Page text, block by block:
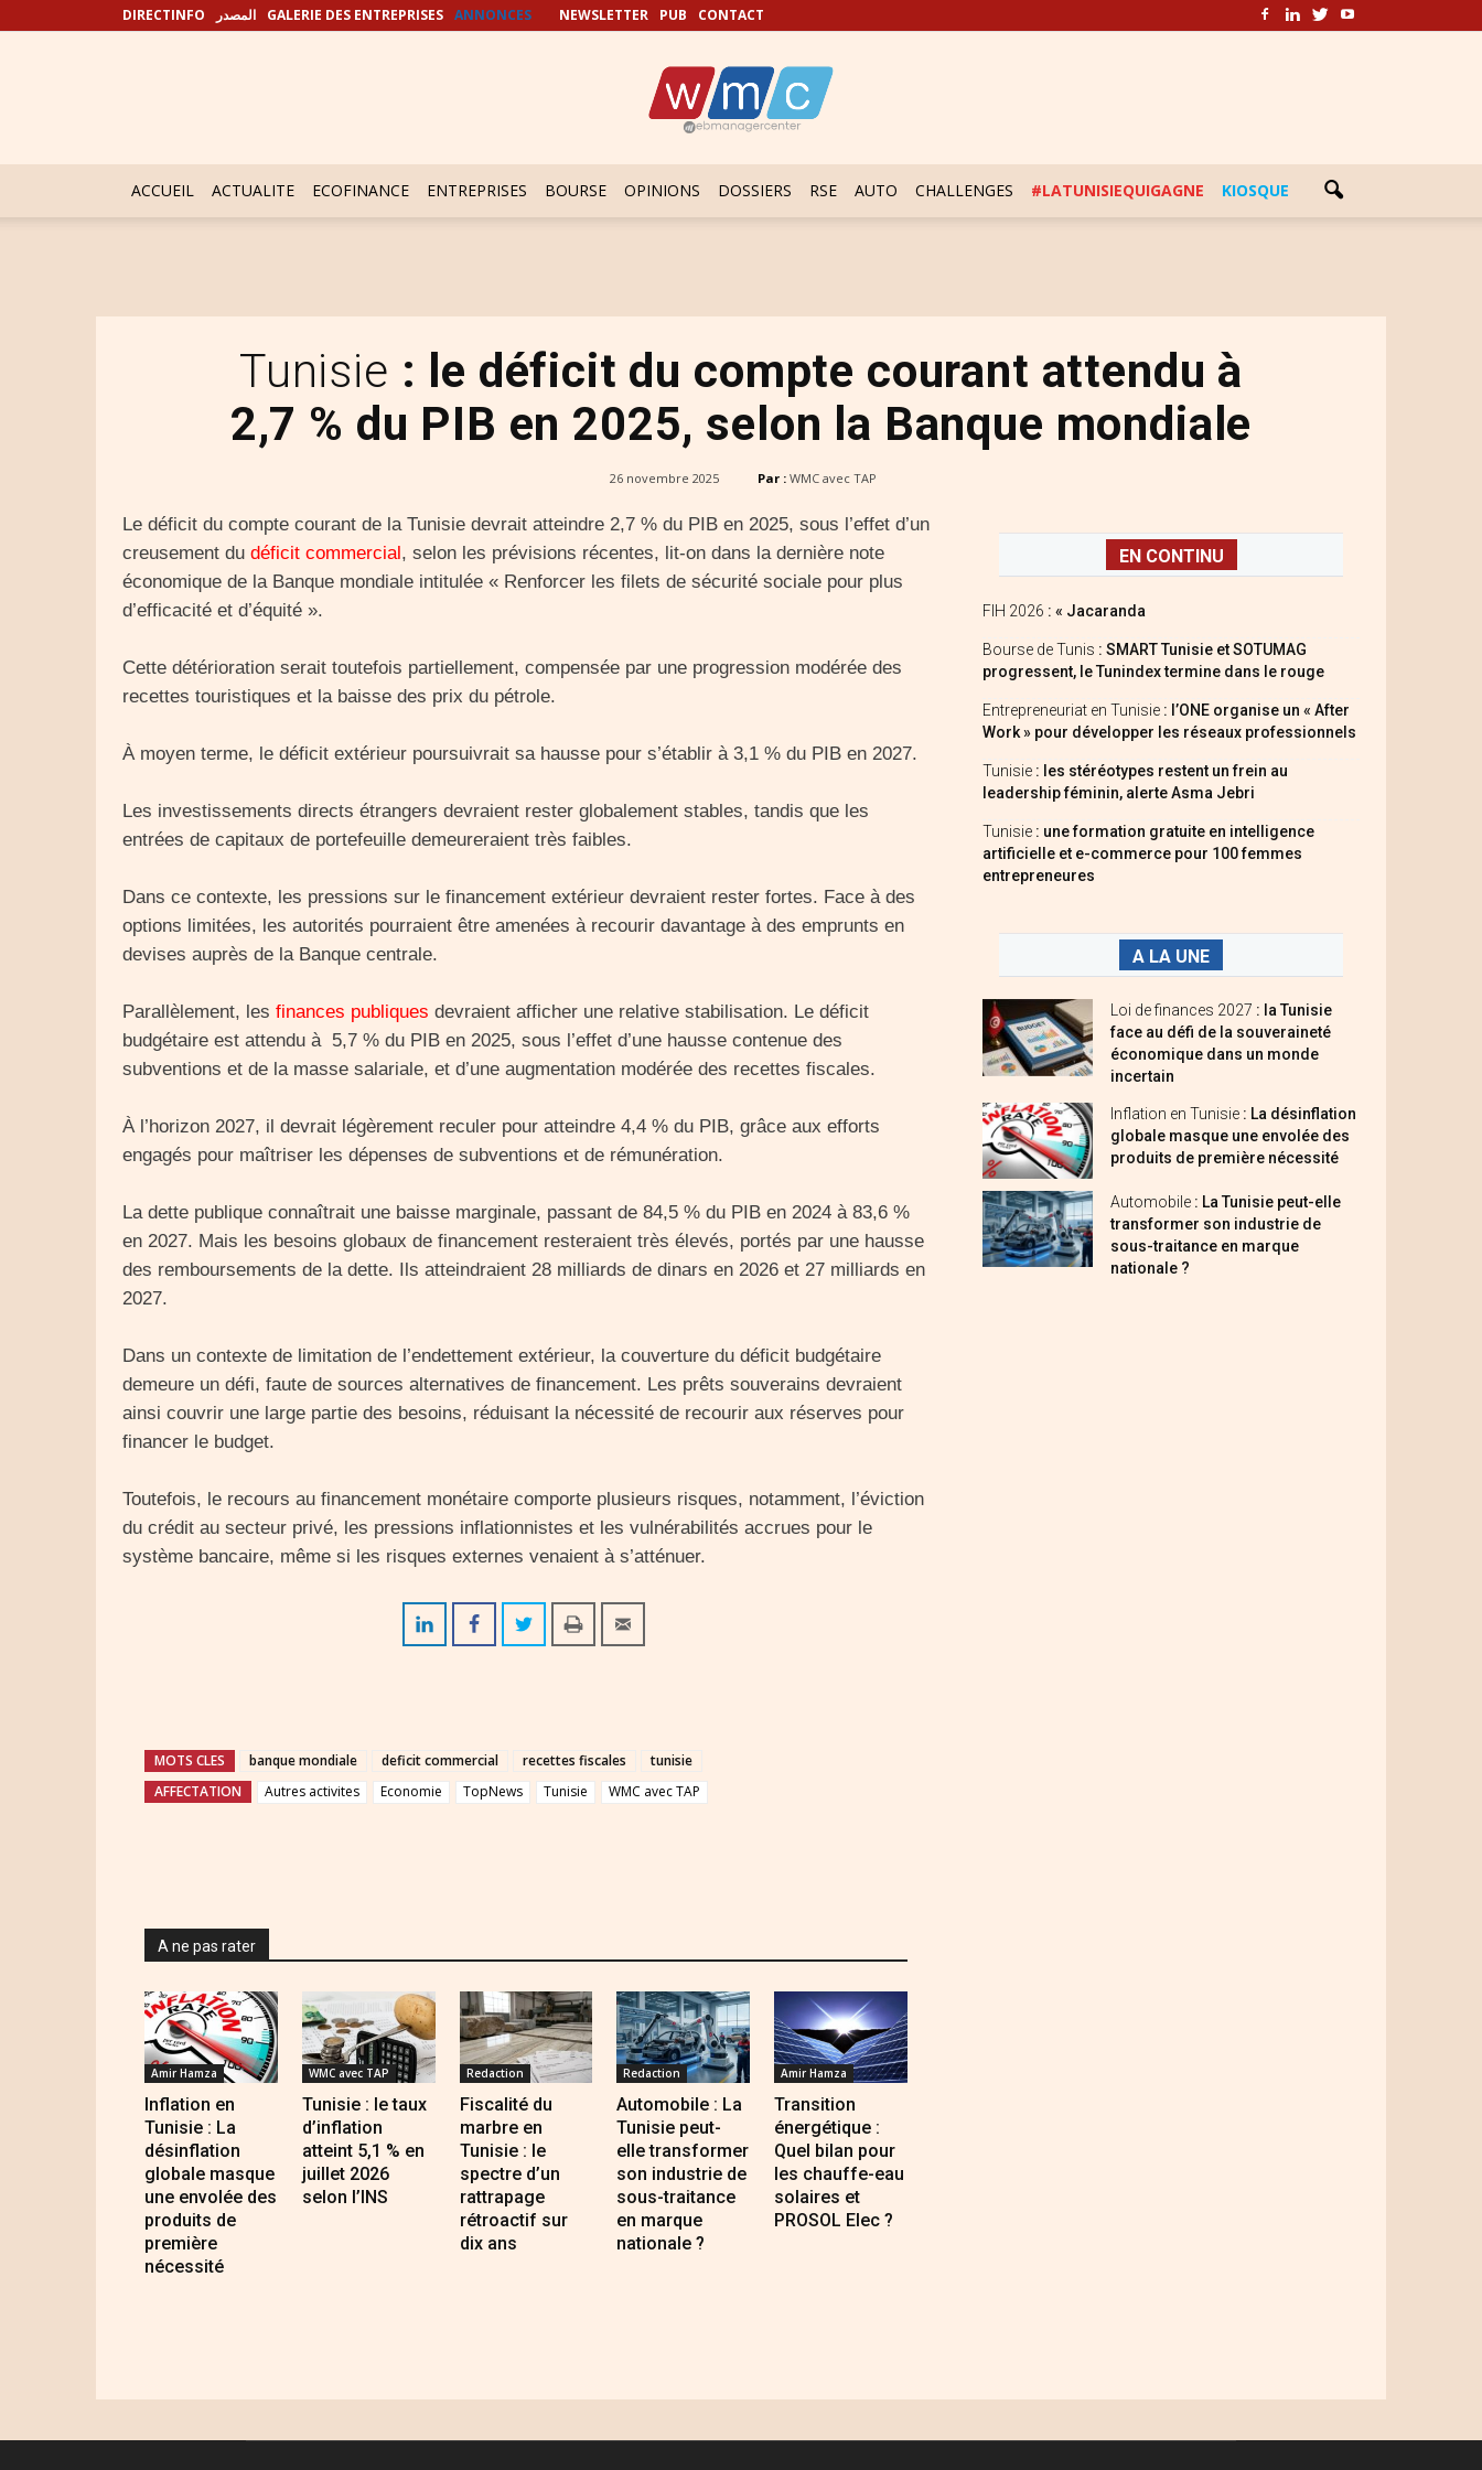
DIRECTINFO المصدر GALERIE DES ENTREPRISES ANNONCES NEWSLETTER PUB CONTACT
ACCUEIL ACTUALITE ECOFINANCE ENTREPRISES BOURSE OPINIONS DOSSIERS RSE AUTO CHALLENGES #LATUNISIEQUIGAGNE KIOSQUE
Tunisie : le déficit du compte courant attendu à
2,7 % du PIB en 2025, selon la Banque mondiale
26 novembre 2025 Par : WMC avec TAP
Le déficit du compte courant de la Tunisie devrait atteindre 2,7 % du PIB en 2025, sous l’effet d’un
creusement du déficit commercial, selon les prévisions récentes, lit-on dans la dernière note
économique de la Banque mondiale intitulée « Renforcer les filets de sécurité sociale pour plus
d’efficacité et d’équité ».
Cette détérioration serait toutefois partiellement, compensée par une progression modérée des
recettes touristiques et la baisse des prix du pétrole.
À moyen terme, le déficit extérieur poursuivrait sa hausse pour s’établir à 3,1 % du PIB en 2027.
Les investissements directs étrangers devraient rester globalement stables, tandis que les
entrées de capitaux de portefeuille demeureraient très faibles.
Dans ce contexte, les pressions sur le financement extérieur devraient rester fortes. Face à des
options limitées, les autorités pourraient être amenées à recourir davantage à des emprunts en
devises auprès de la Banque centrale.
Parallèlement, les finances publiques devraient afficher une relative stabilisation. Le déficit
budgétaire est attendu à 5,7 % du PIB en 2025, sous l’effet d’une hausse contenue des
subventions et de la masse salariale, et d’une augmentation modérée des recettes fiscales.
À l’horizon 2027, il devrait légèrement reculer pour atteindre 4,4 % du PIB, grâce aux efforts
engagés pour maîtriser les dépenses de subventions et de rémunération.
La dette publique connaîtrait une baisse marginale, passant de 84,5 % du PIB en 2024 à 83,6 %
en 2027. Mais les besoins globaux de financement resteraient très élevés, portés par une hausse
des remboursements de la dette. Ils atteindraient 28 milliards de dinars en 2026 et 27 milliards en
2027.
Dans un contexte de limitation de l’endettement extérieur, la couverture du déficit budgétaire
demeure un défi, faute de sources alternatives de financement. Les prêts souverains devraient
ainsi couvrir une large partie des besoins, réduisant la nécessité de recourir aux réserves pour
financer le budget.
Toutefois, le recours au financement monétaire comporte plusieurs risques, notamment, l’éviction
du crédit au secteur privé, les pressions inflationnistes et les vulnérabilités accrues pour le
système bancaire, même si les risques externes venaient à s’atténuer.
MOTS CLES banque mondiale deficit commercial recettes fiscales
tunisie
AFFECTATION
Autres activites Economie TopNews Tunisie WMC avec TAP
A ne pas rater
Amir Hamza
Inflation en
Tunisie : La
désinflation
globale masque
une envolée des
produits de
première
nécessité
WMC avec TAP
Tunisie : le taux
d’inflation
atteint 5,1 % en
juillet 2026
selon l’INS
Redaction
Fiscalité du
marbre en
Tunisie : le
spectre d’un
rattrapage
rétroactif sur
dix ans
Redaction
Automobile : La
Tunisie peut-
elle transformer
son industrie de
sous-traitance
en marque
nationale ?
Amir Hamza
Transition
énergétique :
Quel bilan pour
les chauffe-eau
solaires et
PROSOL Elec ?
EN CONTINU
FIH 2026 : « Jacaranda
Bourse de Tunis : SMART Tunisie et SOTUMAG
progressent, le Tunindex termine dans le rouge
Entrepreneuriat en Tunisie : l’ONE organise un « After
Work » pour développer les réseaux professionnels
Tunisie : les stéréotypes restent un frein au
leadership féminin, alerte Asma Jebri
Tunisie : une formation gratuite en intelligence
artificielle et e-commerce pour 100 femmes
entrepreneures
A LA UNE
Loi de finances 2027 : la Tunisie
face au défi de la souveraineté
économique dans un monde
incertain
Inflation en Tunisie : La désinflation
globale masque une envolée des
produits de première nécessité
Automobile : La Tunisie peut-elle
transformer son industrie de
sous-traitance en marque
nationale ?